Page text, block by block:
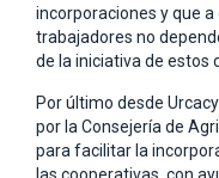
incorporaciones y que
trabajadores no
de la iniciativa de estos
Por último desde
por la Consejería de
para facilitar la